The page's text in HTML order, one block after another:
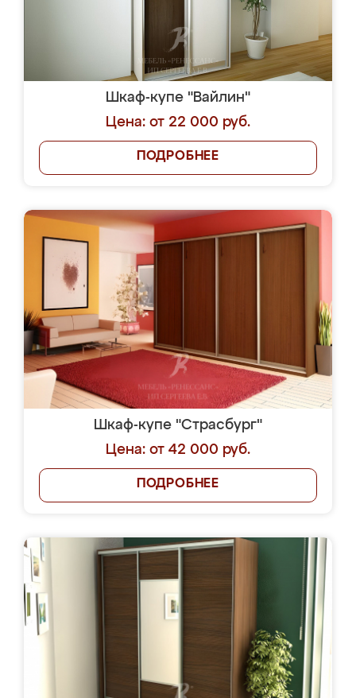
Шкаф-купе "Вайлин"
Цена: от 22 000 руб.
ПОДРОБНЕЕ
Шкаф-купе "Страсбург"
Цена: от 42 000 руб.
ПОДРОБНЕЕ